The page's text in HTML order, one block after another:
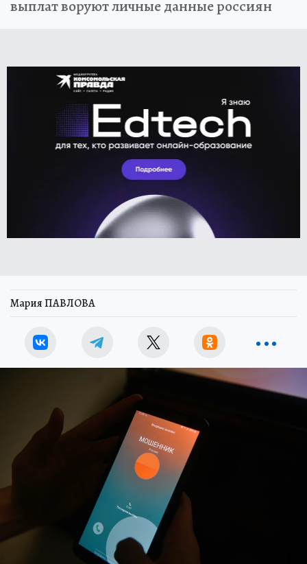
выплат воруют личные данные россиян
Мария ПАВЛОВА